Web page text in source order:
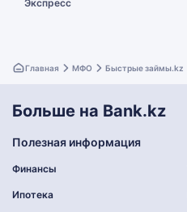
Экспресс
Главная МФО Быстрые займы.kz
Больше на Bank.kz
Полезная информация
Финансы
Ипотека